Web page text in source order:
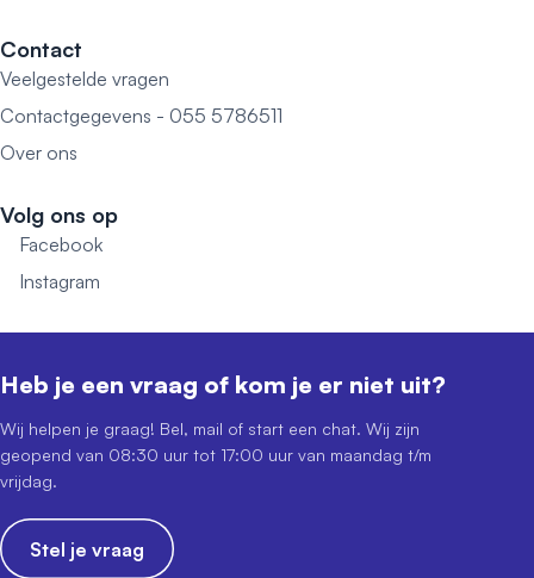
Contact
Veelgestelde vragen
Contactgegevens - 055 5786511
Over ons
Volg ons op
Facebook
Instagram
Heb je een vraag of kom je er niet uit?
Wij helpen je graag! Bel, mail of start een chat. Wij zijn
geopend van 08:30 uur tot 17:00 uur van maandag t/m
vrijdag.
Stel je vraag